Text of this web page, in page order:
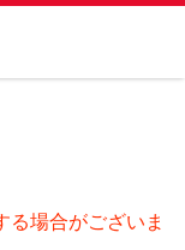
場合がございま